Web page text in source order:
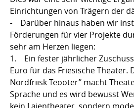
Einrichtungen von Trägern der
- Darüber hinaus haben wir
Förderungen für vier Projekte
sehr am Herzen liegen:
1. Ein fester jährlicher
Euro für das Friesische Theater.
Nordfriisk Teooter” macht
Sprache und es wird bewusst